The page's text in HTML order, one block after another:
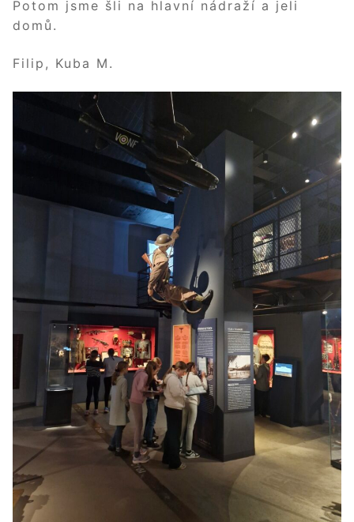
Potom jsme šli na hlavní nádraží a jeli
domů.
Filip, Kuba M.